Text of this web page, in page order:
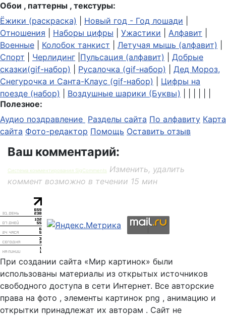
Обои , паттерны , текстуры:
Ёжики (раскраска)
Новый год - Год лошади
Отношения
Наборы цифры Ужастики Алфавит
Военные
Колобок танкист Летучая мышь (алфавит)
Спорт
Черлидинг Пульсация (алфавит)
Добрые
сказки(gif-набор)
Русалочка (gif-набор)
Дед Мороз,
Снегурочка и Санта-Клаус (gif-набор)
Цифры на
поезде (набор)
Воздушные шарики (Буквы)
Полезное:
Аудио поздравление Разделы сайта По алфавиту Карта
сайта Фото-редактор Помощь Оставить отзыв
Ваш комментарий:
Система комментирования SigComments
Изменить, удалить
коммент возможно в течении 15 мин
При создании сайта «Мир картинок» были
использованы материалы из открытых источников
свободного доступа в сети Интернет. Все авторские
права на фото , элементы картинок png , анимацию и
открытки принадлежат их авторам . Сайт не